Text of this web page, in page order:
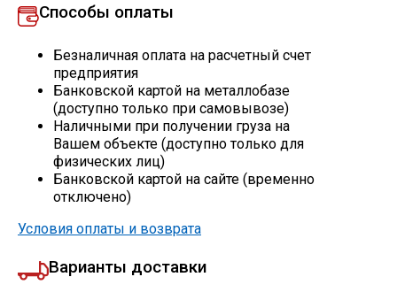
Столбы заборные
Сетка кладочная
Круги абразивные
Способы оплаты
Безналичная оплата на расчетный счет
предприятия
Банковской картой на металлобазе
(доступно только при самовывозе)
Наличными при получении груза на
Вашем объекте (доступно только для
физических лиц)
Банковской картой на сайте (временно
отключено)
Условия оплаты и возврата
Варианты доставки